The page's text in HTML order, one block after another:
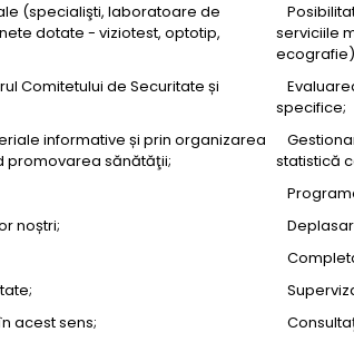
(specialişti, laboratoare de
dotate - viziotest, optotip,
serviciile
Comitetului de Securitate și
specifice;
informative și prin organizarea
promovarea sănătăţii;
statistică
noștri;
acest sens;